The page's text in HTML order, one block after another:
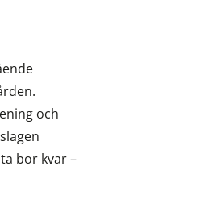
och
bor kvar –